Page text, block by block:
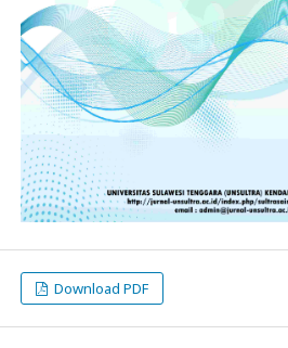
Download PDF